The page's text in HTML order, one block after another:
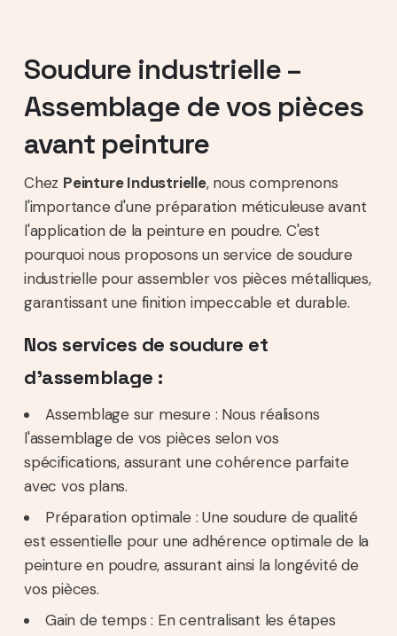
Soudure industrielle –
Assemblage de vos pièces
avant peinture
Chez Peinture Industrielle, nous comprenons
l'importance d'une préparation méticuleuse avant
l'application de la peinture en poudre. C'est
pourquoi nous proposons un service de soudure
industrielle pour assembler vos pièces métalliques,
garantissant une finition impeccable et durable.
Nos services de soudure et
d’assemblage :
Assemblage sur mesure : Nous réalisons
l'assemblage de vos pièces selon vos
spécifications, assurant une cohérence parfaite
avec vos plans.
Préparation optimale : Une soudure de qualité
est essentielle pour une adhérence optimale de la
peinture en poudre, assurant ainsi la longévité de
vos pièces.
Gain de temps : En centralisant les étapes